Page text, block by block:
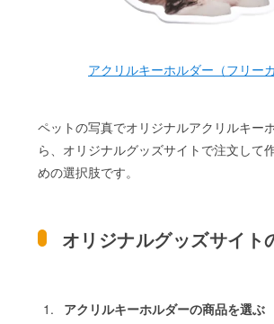
アクリルキーホルダー（フリーカ
ペットの写真でオリジナルアクリルキー
ら、オリジナルグッズサイトで注文して
めの選択肢です。
オリジナルグッズサイト
アクリルキーホルダーの商品を選ぶ